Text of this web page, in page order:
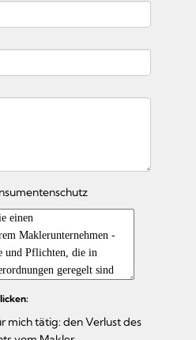
mich tätig: den Verlust des